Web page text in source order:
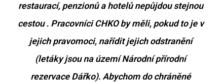
restaurací, penzionů a hotelů nepůjdou stejnou
cestou . Pracovníci CHKO by měli, pokud to je v
jejich pravomoci, nařídit jejich odstranění
(letáky jsou na území Národní přírodní
rezervace Dářko). Abychom do chráněné